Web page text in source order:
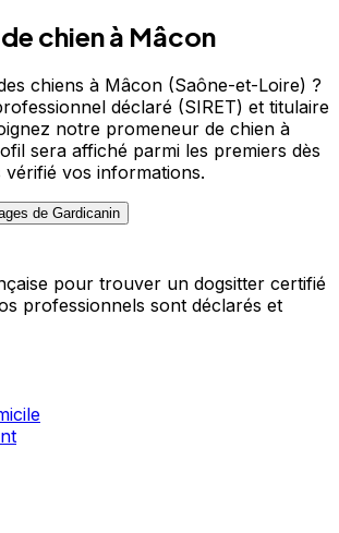
chien à Mâcon
chiens à Mâcon (Saône-et-Loire) ?
déclaré (SIRET) et titulaire
notre promeneur de chien à
sera affiché parmi les premiers dès
vos informations.
de Gardicanin
pour trouver un dogsitter certifié
professionnels sont déclarés et